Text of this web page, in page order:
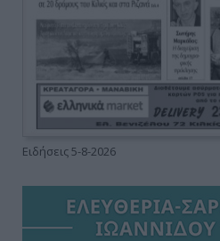
Ειδήσεις 5-8-2026